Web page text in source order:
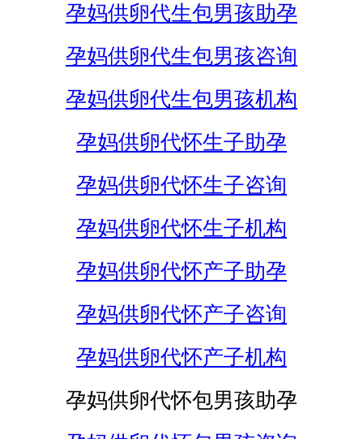
孕妈供卵代生包男孩助孕
孕妈供卵代生包男孩咨询
孕妈供卵代生包男孩机构
孕妈供卵代怀生子助孕
孕妈供卵代怀生子咨询
孕妈供卵代怀生子机构
孕妈供卵代怀产子助孕
孕妈供卵代怀产子咨询
孕妈供卵代怀产子机构
孕妈供卵代怀包男孩助孕